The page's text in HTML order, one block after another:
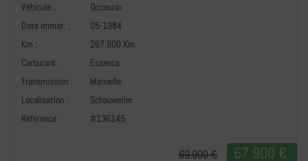
Véhicule :
Occasion
Date immat. :
05-1984
Km :
267.900 Km
Carburant :
Essence
Transmission :
Manuelle
Localisation :
Schouweiler
Référence :
#136145
67.900 €
69.900 €